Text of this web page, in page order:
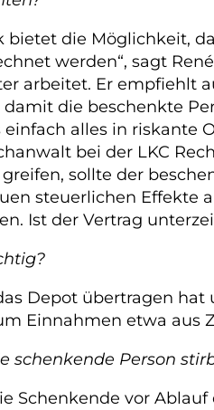
bietet die Möglichkeit,
werden“, sagt
arbeitet. Er empfiehlt
die beschenkte
einfach alles in riskante
bei der LKC
sollte der
steuerlichen Effekte
Ist der Vertrag
Depot übertragen
Einnahmen etwa aus
schenkende Person
Schenkende vor